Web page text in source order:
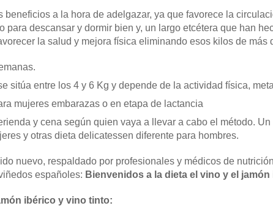
a la hora de adelgazar, ya que favorece la
para descansar y dormir bien y, un largo etcétera que han
la salud y mejora física eliminando esos kilos de más
sitúa entre los 4 y 6 Kg y depende de la actividad física,
mujeres embarazas o en etapa de lactancia
y cena según quien vaya a llevar a cabo el método.
y otras dieta delicatessen diferente para hombres.
nuevo, respaldado por profesionales y médicos de
españoles: Bienvenidos a la dieta el vino y el jamón
ibérico y vino tinto: